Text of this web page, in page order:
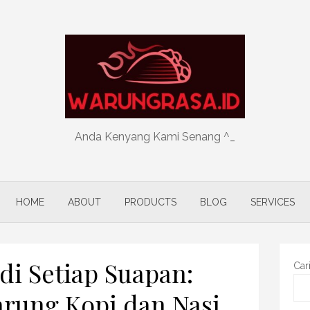
Anda Kenyang Kami Senang ^_
HOME ABOUT PRODUCTS BLOG SERVICES
Setiap Suapan:
Cari